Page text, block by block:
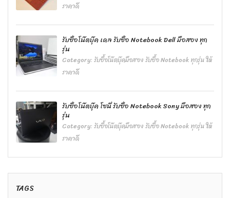
ราคาดี
รับซื้อโน๊ตบุ๊ค เดล รับซื้อ Notebook Dell มือสอง ทุก
รุ่น
Category:รับซื้อโน๊ตบุ๊คมือสอง รับซื้อ Notebook ทุกรุ่น ให้
ราคาดี
รับซื้อโน๊ตบุ๊ค โซนี่ รับซื้อ Notebook Sony มือสอง ทุก
รุ่น
Category:รับซื้อโน๊ตบุ๊คมือสอง รับซื้อ Notebook ทุกรุ่น ให้
ราคาดี
TAGS